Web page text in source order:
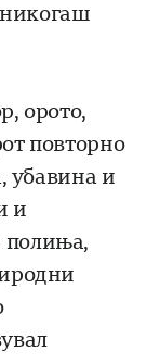
орото,
повторно
убавина и
и
полиња,